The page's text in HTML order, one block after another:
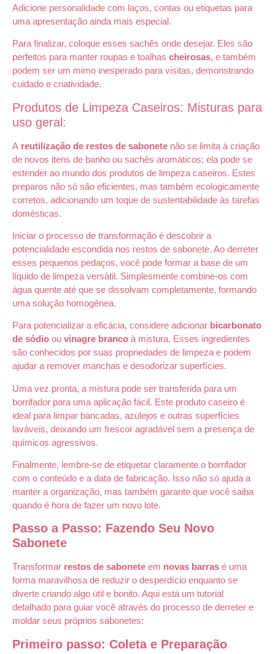
Adicione personalidade com laços, contas ou etiquetas para
uma apresentação ainda mais especial.
Para finalizar, coloque esses sachês onde desejar. Eles são
perfeitos para manter roupas e toalhas cheirosas, e também
podem ser um mimo inesperado para visitas, demonstrando
cuidado e criatividade.
Produtos de Limpeza Caseiros: Misturas para
uso geral:
A reutilização de restos de sabonete não se limita à criação
de novos itens de banho ou sachês aromáticos; ela pode se
estender ao mundo dos produtos de limpeza caseiros. Estes
preparos não só são eficientes, mas também ecologicamente
corretos, adicionando um toque de sustentabilidade às tarefas
domésticas.
Iniciar o processo de transformação é descobrir a
potencialidade escondida nos restos de sabonete. Ao derreter
esses pequenos pedaços, você pode formar a base de um
líquido de limpeza versátil. Simplesmente combine-os com
água quente até que se dissolvam completamente, formando
uma solução homogênea.
Para potencializar a eficácia, considere adicionar bicarbonato
de sódio ou vinagre branco à mistura. Esses ingredientes
são conhecidos por suas propriedades de limpeza e podem
ajudar a remover manchas e desodorizar superfícies.
Uma vez pronta, a mistura pode ser transferida para um
borrifador para uma aplicação fácil. Este produto caseiro é
ideal para limpar bancadas, azulejos e outras superfícies
laváveis, deixando um frescor agradável sem a presença de
químicos agressivos.
Finalmente, lembre-se de etiquetar claramente o borrifador
com o conteúdo e a data de fabricação. Isso não só ajuda a
manter a organização, mas também garante que você saiba
quando é hora de fazer um novo lote.
Passo a Passo: Fazendo Seu Novo
Sabonete
Transformar restos de sabonete em novas barras é uma
forma maravilhosa de reduzir o desperdício enquanto se
diverte criando algo útil e bonito. Aqui está um tutorial
detalhado para guiar você através do processo de derreter e
moldar seus próprios sabonetes:
Primeiro passo: Coleta e Preparação